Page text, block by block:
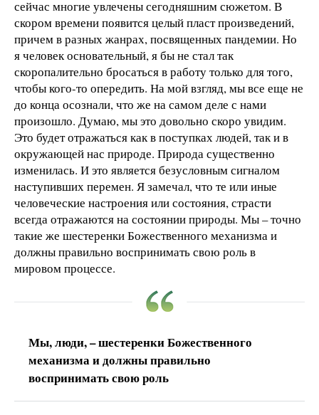
сейчас многие увлечены сегодняшним сюжетом. В
скором времени появится целый пласт произведений,
причем в разных жанрах, посвященных пандемии. Но
я человек основательный, я бы не стал так
скоропалительно бросаться в работу только для того,
чтобы кого-то опередить. На мой взгляд, мы все еще не
до конца осознали, что же на самом деле с нами
произошло. Думаю, мы это довольно скоро увидим.
Это будет отражаться как в поступках людей, так и в
окружающей нас природе. Природа существенно
изменилась. И это является безусловным сигналом
наступивших перемен. Я замечал, что те или иные
человеческие настроения или состояния, страсти
всегда отражаются на состоянии природы. Мы – точно
такие же шестеренки Божественного механизма и
должны правильно воспринимать свою роль в
мировом процессе.
Мы, люди, – шестеренки Божественного
механизма и должны правильно
воспринимать свою роль